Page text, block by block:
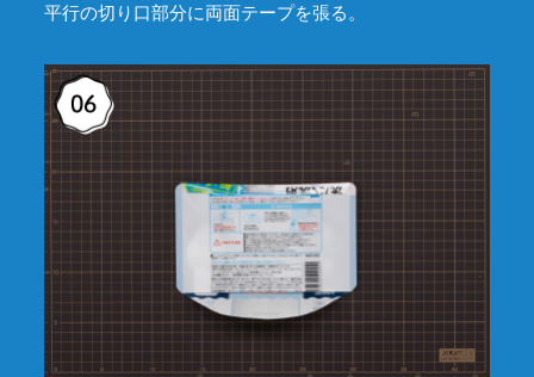
平行の切り口部分に両面テープを張る。